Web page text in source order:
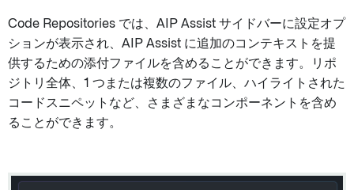
Code Repositories では、AIP Assist サイドバーに設定オプ
ションが表示され、AIP Assist に追加のコンテキストを提
供するための添付ファイルを含めることができます。リポ
ジトリ全体、1 つまたは複数のファイル、ハイライトされた
コードスニペットなど、さまざまなコンポーネントを含め
ることができます。